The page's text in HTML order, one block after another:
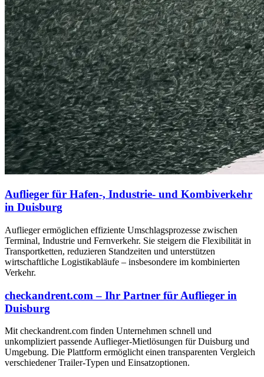
Auflieger für Hafen-, Industrie- und Kombiverkehr
in Duisburg
Auflieger ermöglichen effiziente Umschlagsprozesse zwischen
Terminal, Industrie und Fernverkehr. Sie steigern die Flexibilität in
Transportketten, reduzieren Standzeiten und unterstützen
wirtschaftliche Logistikabläufe – insbesondere im kombinierten
Verkehr.
checkandrent.com – Ihr Partner für Auflieger in
Duisburg
Mit checkandrent.com finden Unternehmen schnell und
unkompliziert passende Auflieger-Mietlösungen für Duisburg und
Umgebung. Die Plattform ermöglicht einen transparenten Vergleich
verschiedener Trailer-Typen und Einsatzoptionen.